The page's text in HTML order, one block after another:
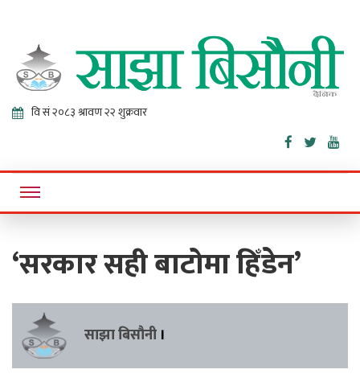
Sajha
Bisaunee
Online News Portal
‘सरकार सही बाटोमा हिँडेन’
साझा बिसौनी ।